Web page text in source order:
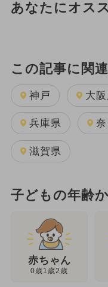
あなたにオス
この記事に関
神戸 大
兵庫県
滋賀県
子どもの年齢
赤ちゃん
0歳1歳2歳